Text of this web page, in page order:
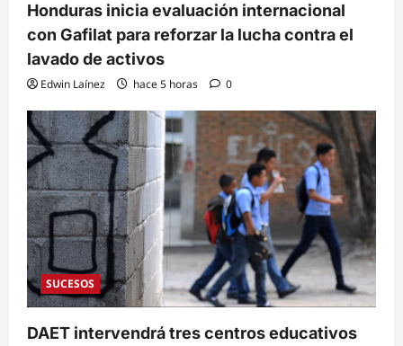
Honduras inicia evaluación internacional
con Gafilat para reforzar la lucha contra el
lavado de activos
Edwin Laínez hace 5 horas 0
SUCESOS
DAET intervendrá tres centros educativos